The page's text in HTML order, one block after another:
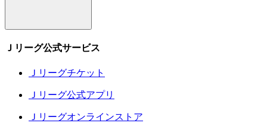
Ｊリーグ公式サービス
Ｊリーグチケット
Ｊリーグ公式アプリ
Ｊリーグオンラインストア